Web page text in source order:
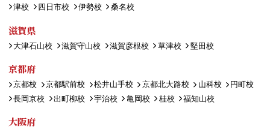
津校 四日市校 伊勢校 桑名校
滋賀県
大津石山校 滋賀守山校 滋賀彦根校 草津校 堅田校
京都府
京都校 京都駅前校 松井山手校 京都北大路校 山科校
円町校
長岡京校
出町柳校 宇治校 亀岡校 桂校 福知山校
大阪府